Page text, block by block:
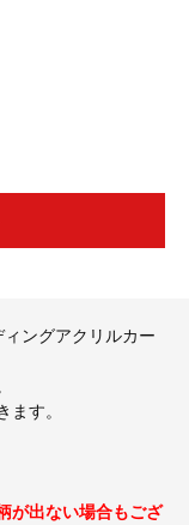
ングアクリルカー
す。
が出ない場合もござ